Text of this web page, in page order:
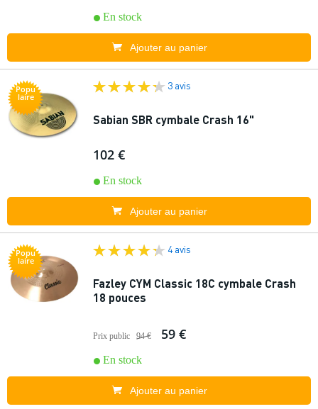
En stock
Ajouter au panier
Popu
laire
3 avis
Sabian SBR cymbale Crash 16"
102 €
En stock
Ajouter au panier
Popu
laire
4 avis
Fazley CYM Classic 18C cymbale Crash
18 pouces
Prix public 94 € 59 €
En stock
Ajouter au panier